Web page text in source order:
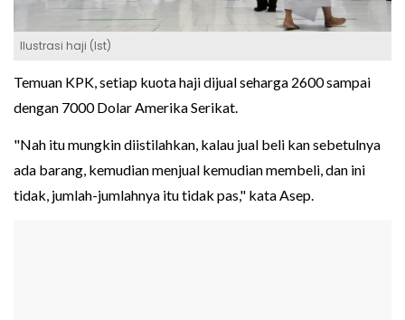
Ilustrasi haji (Ist)
Temuan KPK, setiap kuota haji dijual seharga 2600 sampai
dengan 7000 Dolar Amerika Serikat.
"Nah itu mungkin diistilahkan, kalau jual beli kan sebetulnya
ada barang, kemudian menjual kemudian membeli, dan ini
tidak, jumlah-jumlahnya itu tidak pas," kata Asep.